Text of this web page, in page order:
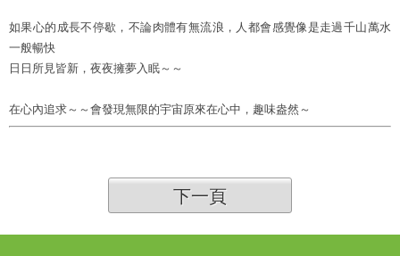
如果心的成長不停歇，不論肉體有無流浪，人都會感覺像是走過千山萬水
一般暢快
日日所見皆新，夜夜擁夢入眠～～
在心內追求～～會發現無限的宇宙原來在心中，趣味盎然～
下一頁